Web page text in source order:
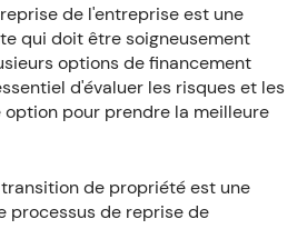
de l'entreprise est une
qui doit être soigneusement
options de financement
d'évaluer les risques et les
pour prendre la meilleure
de propriété est une
processus de reprise de